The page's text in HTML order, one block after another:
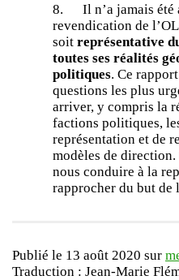
8. Il n’a jamais été
revendication de
soit représentative
toutes ses réalités
politiques. Ce
questions les plus
arriver, y compris la
factions politiques,
représentation et de
modèles de
nous conduire à la
rapprocher du but de
Publié le 13 août 2020 sur
Traduction : Jean-Marie